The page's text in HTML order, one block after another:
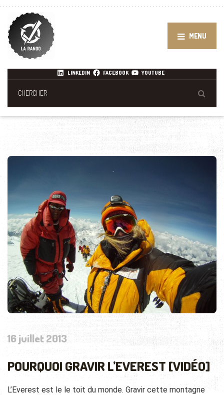
MENU
LINKEDIN FACEBOOK YOUTUBE
16 juillet 2013
POURQUOI GRAVIR L’EVEREST [VIDÉO]
L’Everest est le le toit du monde. Gravir cette montagne